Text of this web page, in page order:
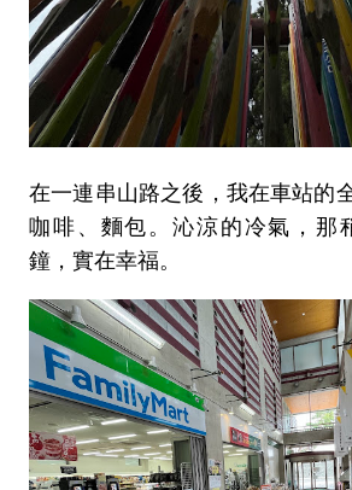
在一連串山路之後，我在車站的
咖啡、麵包。沁涼的冷氣，那
鐘，實在幸福。